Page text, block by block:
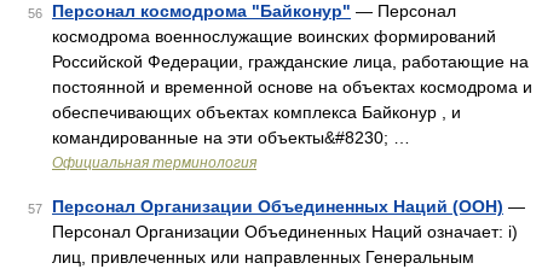
56 Персонал космодрома "Байконур" — Персонал
космодрома военнослужащие воинских формирований
Российской Федерации, гражданские лица, работающие на
постоянной и временной основе на объектах космодрома и
обеспечивающих объектах комплекса Байконур , и
командированные на эти объекты&#8230; …
Официальная терминология
57 Персонал Организации Объединенных Наций (ООН) —
Персонал Организации Объединенных Наций означает: i)
лиц, привлеченных или направленных Генеральным